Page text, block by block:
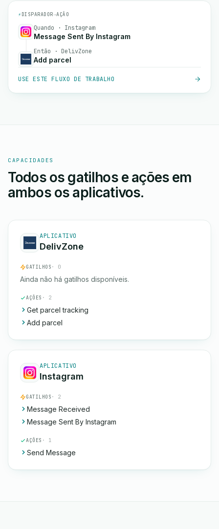
⚡ DISPARADOR→AÇÃO
Quando · Instagram
Message Sent By Instagram
Então · DelivZone
Add parcel
USE ESTE FLUXO DE TRABALHO
CAPACIDADES
Todos os gatilhos e ações em
ambos os aplicativos.
APLICATIVO
DelivZone
GATILHOS · 0
Ainda não há gatilhos disponíveis.
AÇÕES · 2
Get parcel tracking
Add parcel
APLICATIVO
Instagram
GATILHOS · 2
Message Received
Message Sent By Instagram
AÇÕES · 1
Send Message